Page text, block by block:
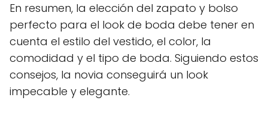
En resumen, la elección del zapato y bolso
perfecto para el look de boda debe tener en
cuenta el estilo del vestido, el color, la
comodidad y el tipo de boda. Siguiendo estos
consejos, la novia conseguirá un look
impecable y elegante.